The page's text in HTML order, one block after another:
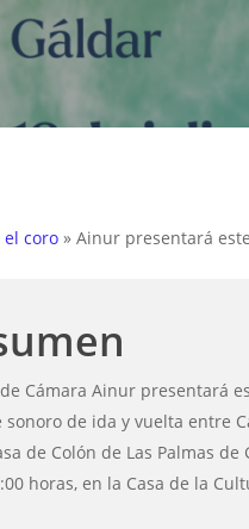
to close
el coro » Ainur presentará
de Cámara Ainur presentará
sonoro de ida y vuelta entre
de Colón de Las Palmas
horas, en la Casa de la